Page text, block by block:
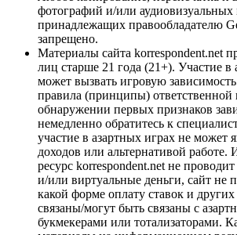
фотографий и/или аудиовизуальных
принадлежащих правообладателю
запрещено.
Материалы сайта korrespondent.net
лиц старше 21 года (21+). Участие в
может вызвать игровую
правила (принципы)
обнаружении первых признаков
немедленно обратитесь к
участие в азартных играх не может
доходов или альтернативой
ресурс korrespondent.net не
и/или виртуальные деньги, сайт не
какой форме оплату ставок и
связаны/могут быть связаны с
букмекерами или тотализаторами.